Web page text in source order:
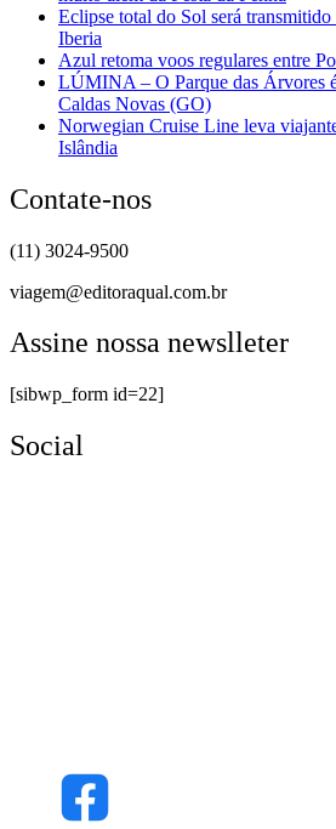
Eclipse total do Sol será
Iberia
Azul retoma voos regulares entre
LÚMINA – O Parque das Árvores
Caldas Novas (GO)
Norwegian Cruise Line leva
Islândia
Contate-nos
(11) 3024-9500
viagem@editoraqual.com.br
Assine nossa newslleter
[sibwp_form id=22]
Social